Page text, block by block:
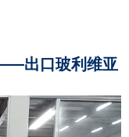
出口玻利维亚